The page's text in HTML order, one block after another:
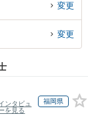
予約したい』などでお
変更
変更
ンタビュ
を見る
福岡県